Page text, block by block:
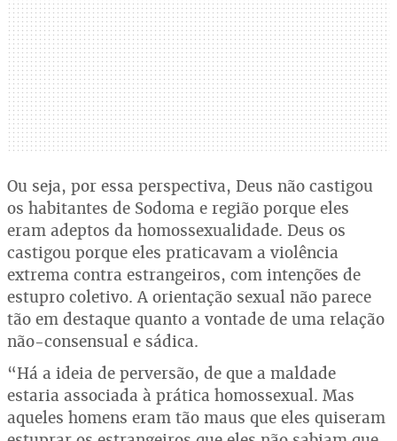
Ou seja, por essa perspectiva, Deus não castigou
os habitantes de Sodoma e região porque eles
eram adeptos da homossexualidade. Deus os
castigou porque eles praticavam a violência
extrema contra estrangeiros, com intenções de
estupro coletivo. A orientação sexual não parece
tão em destaque quanto a vontade de uma relação
não-consensual e sádica.
“Há a ideia de perversão, de que a maldade
estaria associada à prática homossexual. Mas
aqueles homens eram tão maus que eles quiseram